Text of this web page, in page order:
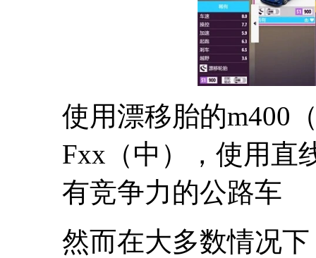
使用漂移胎的m400
Fxx（中），使用直
有竞争力的公路车
然而在大多数情况